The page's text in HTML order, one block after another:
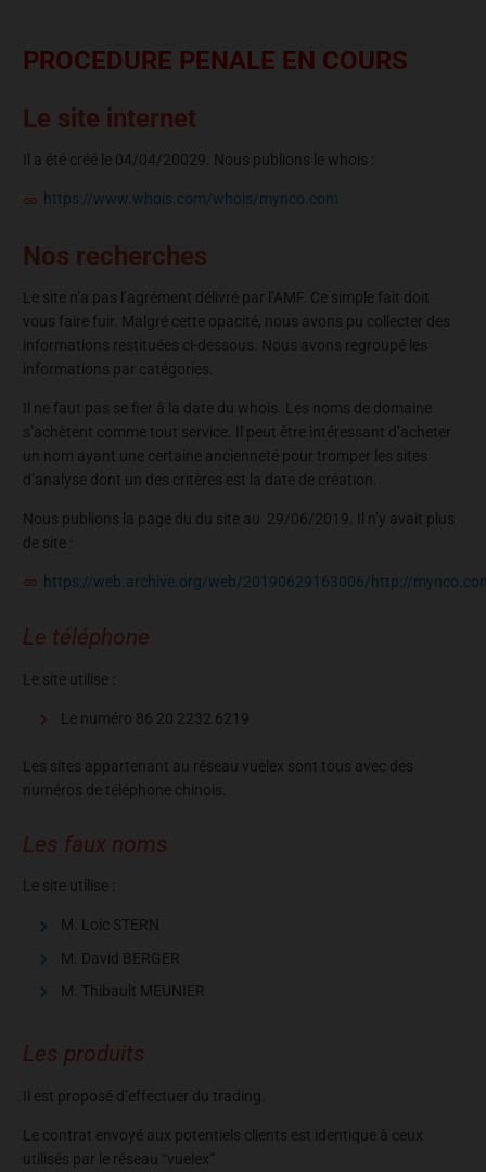
PROCEDURE PENALE EN COURS
Le site internet
Il a été créé le 04/04/20029. Nous publions le whois :
https://www.whois.com/whois/mynco.com
Nos recherches
Le site n’a pas l’agrément délivré par l’AMF. Ce simple fait doit
vous faire fuir. Malgré cette opacité, nous avons pu collecter des
informations restituées ci-dessous. Nous avons regroupé les
informations par catégories.
Il ne faut pas se fier à la date du whois. Les noms de domaine
s’achètent comme tout service. Il peut être intéressant d’acheter
un nom ayant une certaine ancienneté pour tromper les sites
d’analyse dont un des critères est la date de création.
Nous publions la page du du site au 29/06/2019. Il n’y avait plus
de site :
https://web.archive.org/web/20190629163006/http://
Le téléphone
Le site utilise :
Le numéro 86 20 2232 6219
Les sites appartenant au réseau vuelex sont tous avec des
numéros de téléphone chinois.
Les faux noms
Le site utilise :
M. Loic STERN
M. David BERGER
M. Thibault MEUNIER
Les produits
Il est proposé d’effectuer du trading.
Le contrat envoyé aux potentiels clients est identique à ceux
utilisés par le réseau “vuelex”